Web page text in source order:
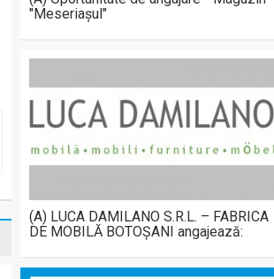
"Meseriașul"
(A) LUCA DAMILANO S.R.L. – FABRICA
DE MOBILĂ BOTOȘANI angajează: